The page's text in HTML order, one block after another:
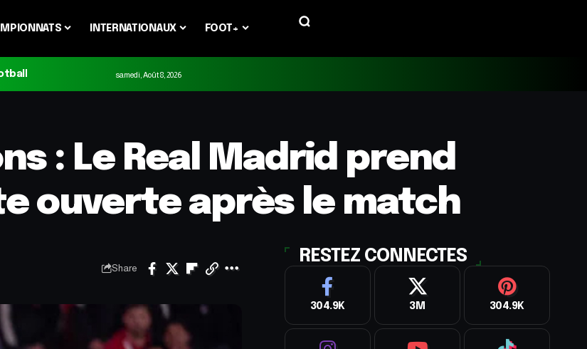
INTERNATIONAUX FOOT+
samedi, Août 8, 2026
: Le Real Madrid prend
ouverte après le match
Share
RESTEZ CONNECTES
304.9K 3M 304.9K